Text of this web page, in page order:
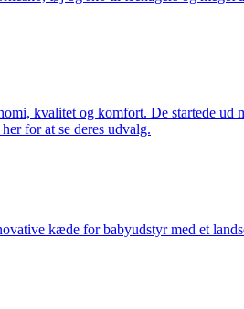
kvalitet og komfort. De startede
for at se deres udvalg.
kæde for babyudstyr med et